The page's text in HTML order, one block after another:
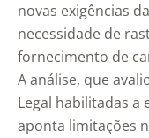
novas exigências
necessidade de
fornecimento de
A análise, que
Legal habilitadas a
aponta limitações